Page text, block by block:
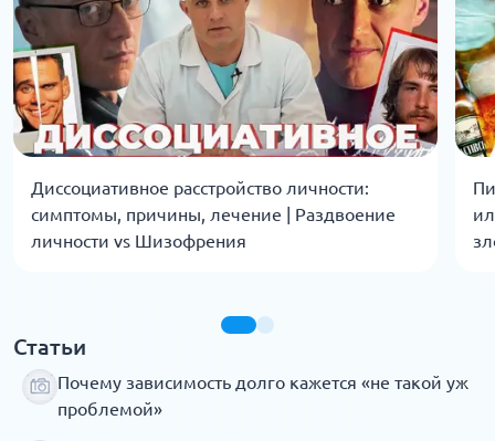
Диссоциативное расстройство личности:
симптомы, причины, лечение | Раздвоение
личности vs Шизофрения
Статьи
Почему зависимость долго кажется «не такой уж
проблемой»